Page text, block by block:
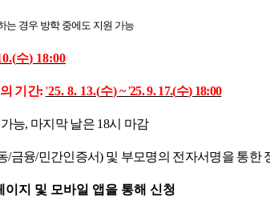
는 경우 방학 중에도 지원 가능
수) 18:00
기간: '25. 8. 13.(수)~'25. 9. 17.(수) 18:00
능, 마지막 날은 18시 마감
/금융/민간인증서) 및 부모명의 전자서명을 통한
이지 및 모바일 앱을 통해 신청